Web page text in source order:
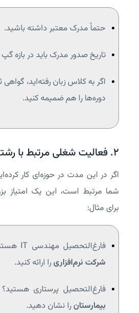
حتماً مدرک معتبر داشته باشید.
تاریخ صدور مدرک باید در بازه
اگر به کلاس زبان رفته‌اید،
دوره‌ها را هم ضمیمه کنید.
۲. فعالیت شغلی مرتبط با رشته تحصیلی
اگر در این مدت در حوزه‌ای کار
شما مرتبط است، این یک
برای مثال:
فارغ‌التحصیل مهندسی IT هستید؟
شرکت نرم‌افزاریرا ارائه کنید.
فارغ‌التحصیل پرستاری هستید؟
بیمارستانرا نشان دهید.